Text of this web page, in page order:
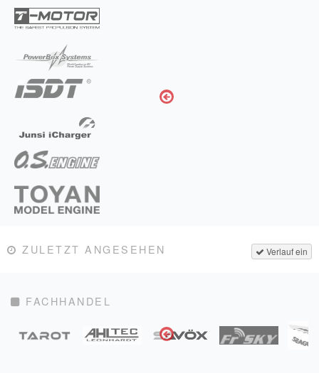
Verlauf ein
ZULETZT ANGESEHEN
FACHHANDEL